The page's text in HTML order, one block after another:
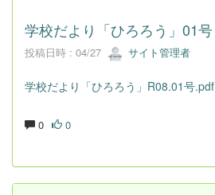
学校だより「ひろろう」01号
投稿日時 : 04/27 サイト管理者
学校だより「ひろろう」R08.01号.pdf
0 0